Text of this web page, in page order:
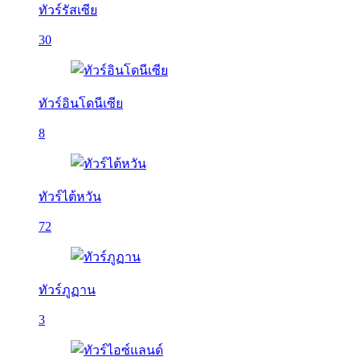
ทัวร์รัสเซีย
30
ทัวร์อินโดนีเซีย
8
ทัวร์ไต้หวัน
72
ทัวร์ภูฏาน
3